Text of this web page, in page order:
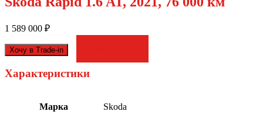
1 589 000 ₽
Хочу в Trade-in
Характеристики
Марка Skoda